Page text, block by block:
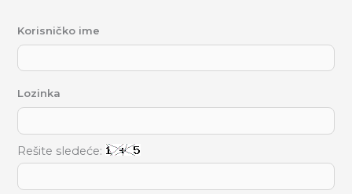
Korisničko ime
Lozinka
Rešite sledeće: